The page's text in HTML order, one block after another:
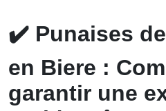
✔️ Punaises
en Biere :
garantir une